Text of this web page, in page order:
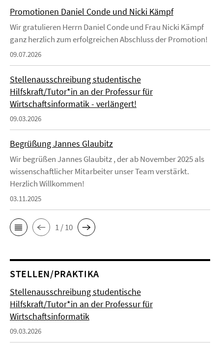
Promotionen Daniel Conde und Nicki Kämpf
Wir gratulieren Herrn Daniel Conde und Frau Nicki Kämpf
ganz herzlich zum erfolgreichen Abschluss der Promotion!
09.07.2026
Stellenausschreibung studentische
Hilfskraft/Tutor*in an der Professur für
Wirtschaftsinformatik - verlängert!
09.03.2026
Begrüßung Jannes Glaubitz
Wir begrüßen Jannes Glaubitz , der ab November 2025 als
wissenschaftlicher Mitarbeiter unser Team verstärkt.
Herzlich Willkommen!
03.11.2025
1 / 10
STELLEN/PRAKTIKA
Stellenausschreibung studentische
Hilfskraft/Tutor*in an der Professur für
Wirtschaftsinformatik
09.03.2026